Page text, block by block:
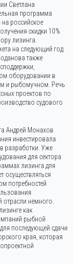
Светлана
программа
на российское
скидки 10%
лизинга.
на следующий год
также
оборудовании в
и рыбомучном. Речь
проектов по
судового
Андрей Монахов
инвестировала
разработки. Уже
для сектора
лизинга для
осуществляться
потребностей
немного.
как
рыбной
последующей сдачи
края, которая